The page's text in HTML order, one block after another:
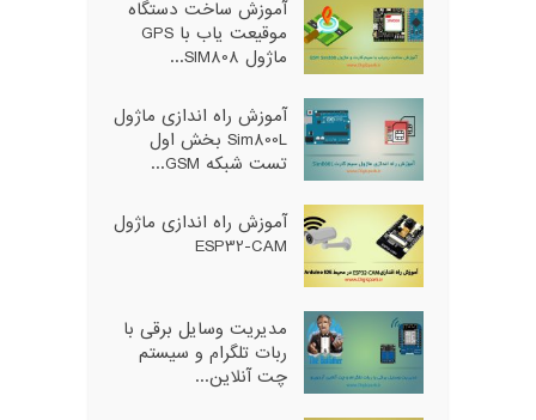
آموزش ساخت دستگاه
موقیعت یاب با GPS
ماژول SIM808...
آموزش راه اندازی ماژول
Sim800L بخش اول
تست شبکه GSM...
آموزش راه اندازی ماژول
ESP32-CAM
مدیریت وسایل برقی با
ربات تلگرام و سیستم
چت آنلاین...